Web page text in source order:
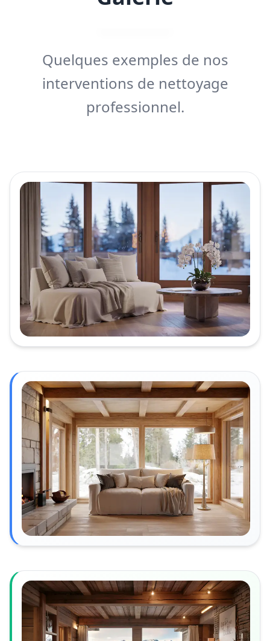
Quelques exemples de nos
interventions de nettoyage
professionnel.